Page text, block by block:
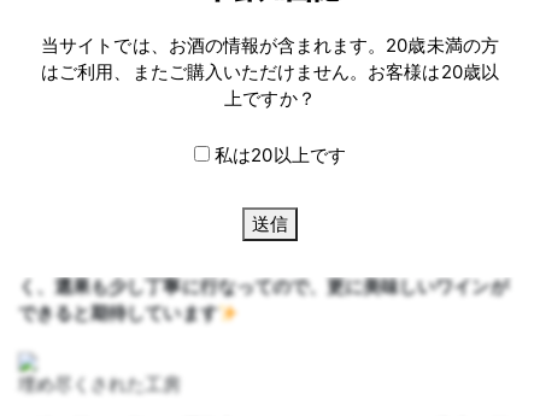
ぷりぷりのぶどう
★9月14日
無事、山梨の岩崎醸造さんに納めることが出来ました！
く、選果も少し丁寧に行なってので、更に美味しいワインが
できると期待しています
埋め尽くされた工房
当サイトでは、お酒の情報が含まれます。20歳未満の方
はご利用、またご購入いただけません。お客様は20歳以
上ですか？
私は20以上です
送信